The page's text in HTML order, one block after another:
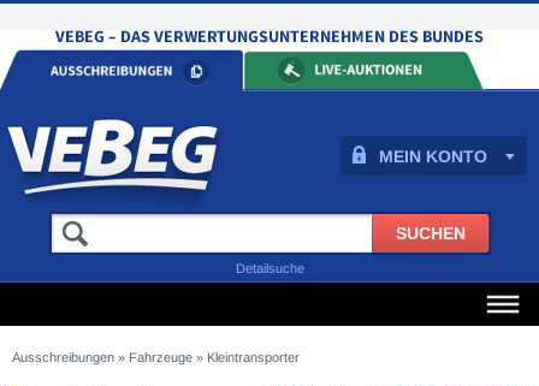
MEIN KONTO
Detailsuche
Ausschreibungen » Fahrzeuge » Kleintransporter